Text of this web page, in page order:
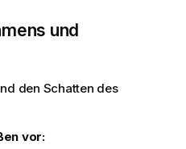
und
den Schatten des
vor: